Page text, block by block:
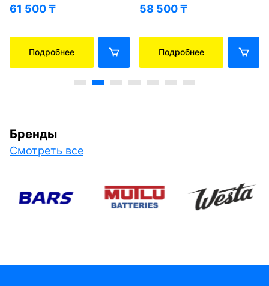
61 500₸
Подробнее
58 500₸
Подробнее
Бренды
Смотреть все